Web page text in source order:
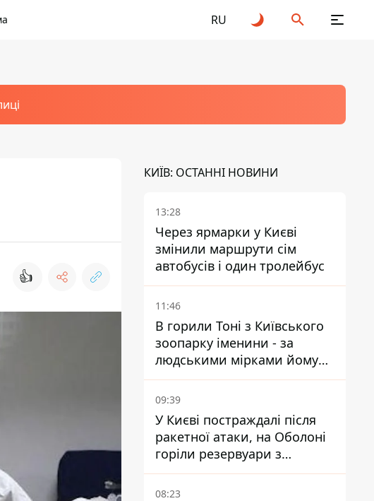
RU
👍
КИЇВ: ОСТАННІ НОВИНИ
13:28
Через ярмарки у Києві
змінили маршрути сім
автобусів і один тролейбус
11:46
В горили Тоні з Київського
зоопарку іменини - за
людськими мірками йому
вже понад 90 років
09:39
У Києві постраждалі після
ракетної атаки, на Оболоні
горіли резервуари з
паливом
08:23